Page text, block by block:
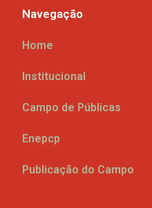
Navegação
Home
Institucional
Campo de Públicas
Enepcp
Publicação do Campo